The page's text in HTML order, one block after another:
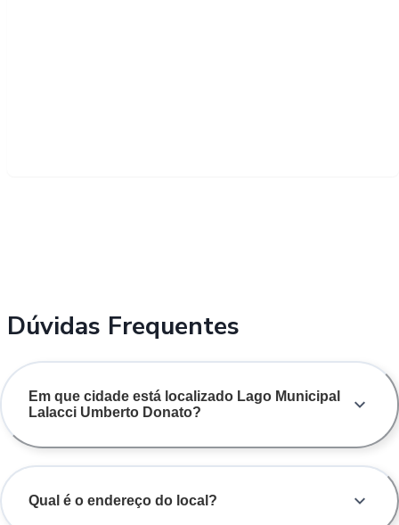
Dúvidas Frequentes
Em que cidade está localizado Lago Municipal
Lalacci Umberto Donato?
Qual é o endereço do local?